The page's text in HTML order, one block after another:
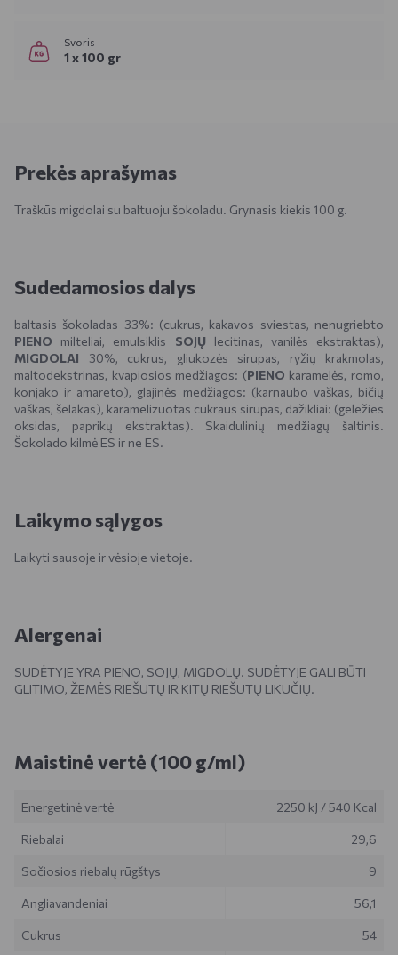
Svoris
1 x 100 gr
Prekės aprašymas
Traškūs migdolai su baltuoju šokoladu. Grynasis kiekis 100 g.
Sudedamosios dalys
baltasis šokoladas 33%: (cukrus, kakavos sviestas, nenugriebto
PIENO milteliai, emulsiklis SOJŲlecitinas, vanilės ekstraktas),
MIGDOLAI 30%, cukrus, gliukozės sirupas, ryžių krakmolas,
maltodekstrinas, kvapiosios medžiagos: (PIENO karamelės, romo,
konjako ir amareto), glajinės medžiagos: (karnaubo vaškas, bičių
vaškas, šelakas), karamelizuotas cukraus sirupas, dažikliai: (geležies
oksidas, paprikų ekstraktas). Skaidulinių medžiagų šaltinis.
Šokolado kilmė ES ir ne ES.
Laikymo sąlygos
Laikyti sausoje ir vėsioje vietoje.
Alergenai
SUDĖTYJE YRA PIENO, SOJŲ, MIGDOLŲ. SUDĖTYJE GALI BŪTI
GLITIMO, ŽEMĖS RIEŠUTŲ IR KITŲ RIEŠUTŲ LIKUČIŲ.
Maistinė vertė (100 g/ml)
Energetinė vertė 2250 kJ /540 Kcal
Riebalai 29,6
Sočiosios riebalų rūgštys 9
Angliavandeniai 56,1
Cukrus 54